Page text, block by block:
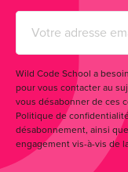
Wild Code School a
pour vous contacter au
vous désabonner de ces
Politique de
désabonnement, ainsi
engagement vis-à-vis de